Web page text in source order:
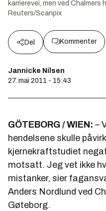
karrierevei, men ved
Reuters/Scanpix
Del Kommenter
Jannicke Nilsen
27. mai 2011 - 15:43
GÖTEBORG / WIEN: –
hendelsene skulle
kjernekraftstudiet
motsatt. Jeg vet ikke
mistanker, sier
Anders Nordlund ved
Gøteborg.